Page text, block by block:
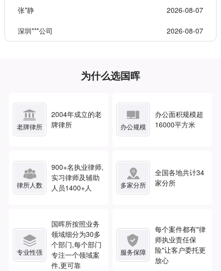
张*静 2026-08-07
深圳***公司 2026-08-07
为什么选国晖

老牌律所
2004年成立的老
牌律所

办公规模
办公面积规模超
16000平方米

律所人数
900+名执业律师,
实习律师及辅助
人员1400+人

多家分所
全国各地共计34
家分所

专业性强
国晖所按照业务
领域细分为30多
个部门,每个部门
专注一个领域案
件,更可靠

服务保障
每个案件都有"律
师执业责任保
险"让客户委托更
放心